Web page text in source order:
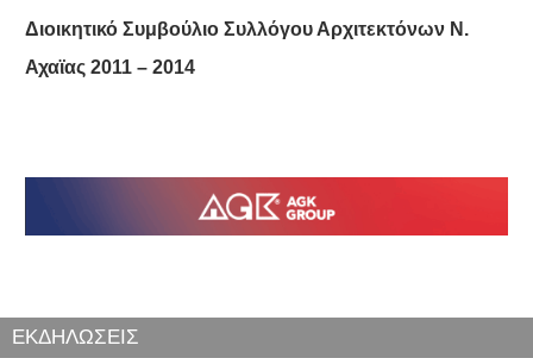
Διοικητικό Συμβούλιο Συλλόγου Αρχιτεκτόνων Ν.
Αχαϊας 2011 – 2014
ΕΚΔΗΛΩΣΕΙΣ